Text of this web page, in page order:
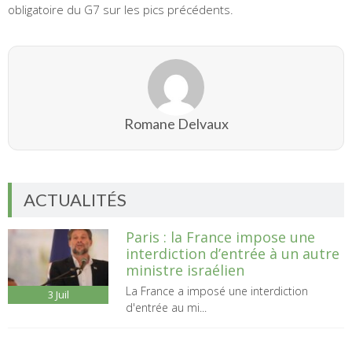
obligatoire du G7 sur les pics précédents.
Romane Delvaux
ACTUALITÉS
3 Juil
Paris : la France impose une
interdiction d’entrée à un autre
ministre israélien
La France a imposé une interdiction
d'entrée au mi...